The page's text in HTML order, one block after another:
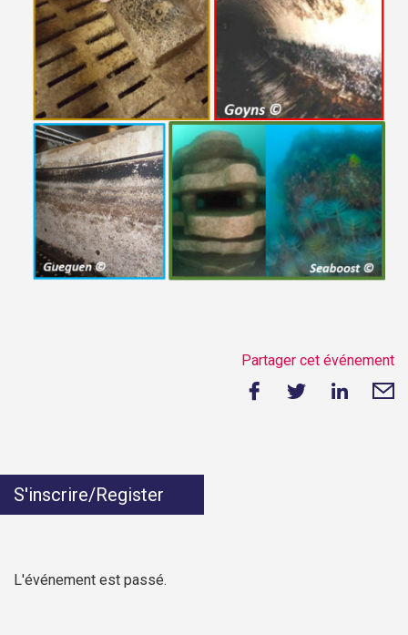
Partager cet événement
S'inscrire/Register
L'événement est passé.